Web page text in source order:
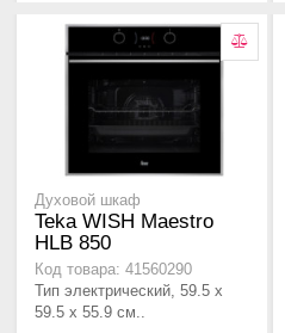
Духовой шкаф
Teka WISH Maestro
HLB 850
Код товара: 41560290
Тип электрический, 59.5 х
59.5 x 55.9 см..